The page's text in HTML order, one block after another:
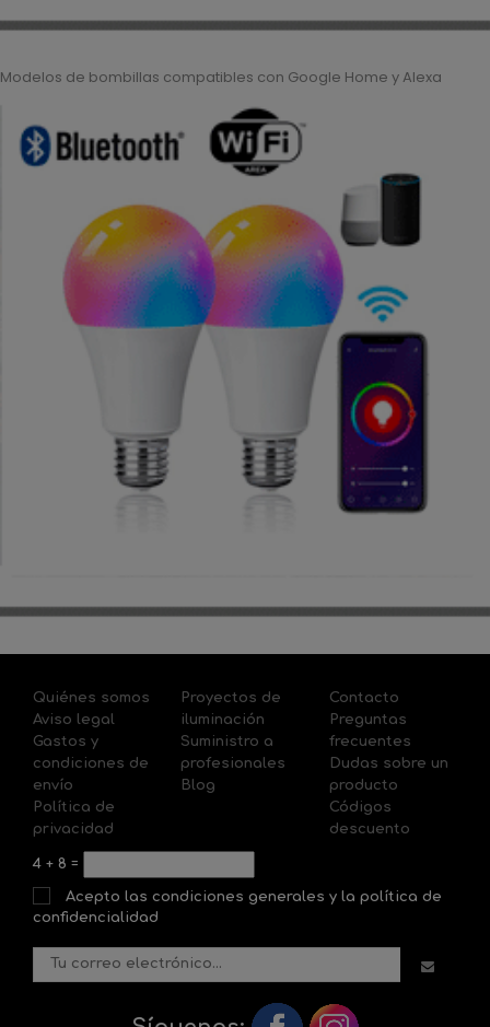
Modelos de bombillas compatibles con Google Home y Alexa
Quiénes somos
Aviso legal
Gastos y
condiciones de
envío
Política de
privacidad
Proyectos de
iluminación
Suministro a
profesionales
Blog
Contacto
Preguntas
frecuentes
Dudas sobre un
producto
Códigos
descuento
4 + 8 =
Acepto las condiciones generales y la política de
confidencialidad